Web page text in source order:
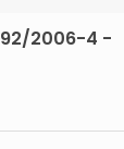
2006-4 -